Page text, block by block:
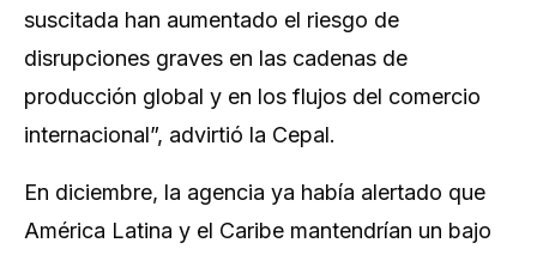
suscitada han aumentado el riesgo de
disrupciones graves en las cadenas de
producción global y en los flujos del comercio
internacional”, advirtió la Cepal.
En diciembre, la agencia ya había alertado que
América Latina y el Caribe mantendrían un bajo